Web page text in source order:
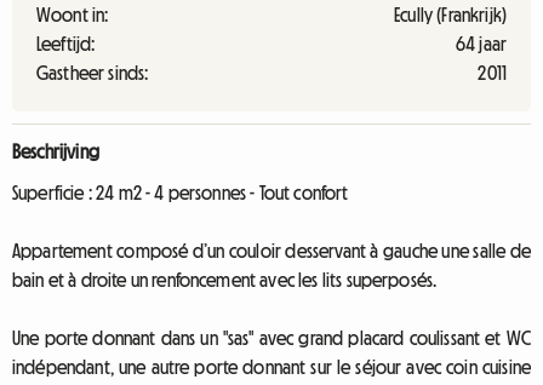
Woont in:
Ecully (Frankrijk)
Leeftijd:
64 jaar
Gastheer sinds:
2011
Beschrijving
Superficie : 24 m2 - 4 personnes - Tout confort
Appartement composé d’un couloir desservant à gauche une salle de
bain et à droite un renfoncement avec les lits superposés.
Une porte donnant dans un "sas" avec grand placard coulissant et WC
indépendant, une autre porte donnant sur le séjour avec coin cuisine